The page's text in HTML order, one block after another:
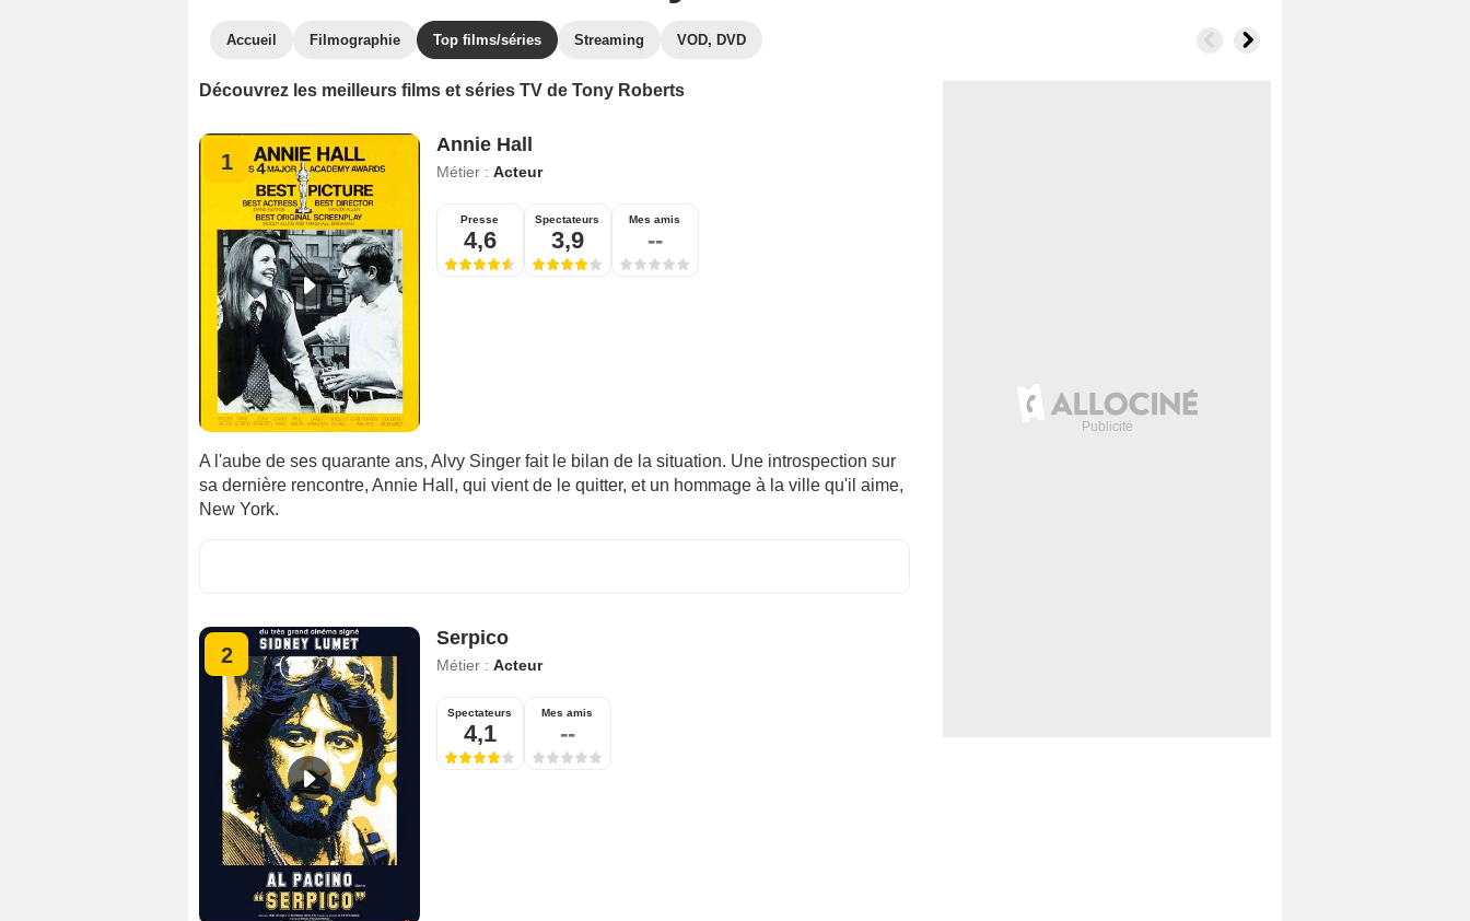
Accueil Filmographie Top films/séries Streaming VOD, DVD
Découvrez les meilleurs films et séries TV de Tony Roberts
1
Annie Hall
Métier : Acteur
Presse
4,6
Spectateurs
3,9
Mes amis
--
A l'aube de ses quarante ans, Alvy Singer fait le bilan de la situation. Une introspection sur
sa dernière rencontre, Annie Hall, qui vient de le quitter, et un hommage à la ville qu'il aime,
New York.
2
Serpico
Métier : Acteur
Spectateurs
4,1
Mes amis
--